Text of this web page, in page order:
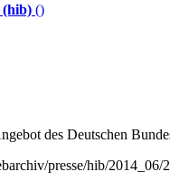
(hib) ()
des Deutschen
presse/hib/2014_06/